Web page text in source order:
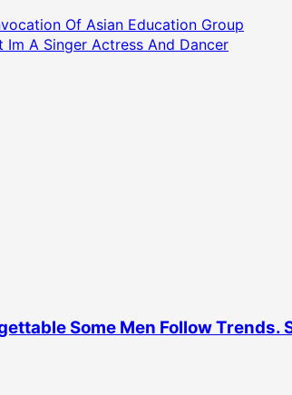
Of Asian Education Group
Im A Singer Actress And Dancer
Some Men Follow Trends.